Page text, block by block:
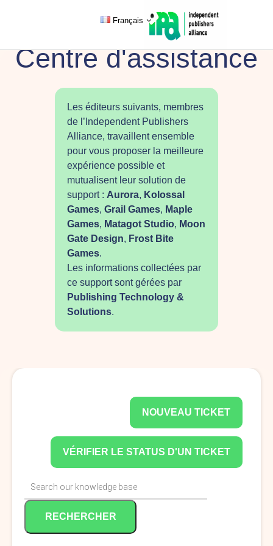
Français
Centre d'assistance
Les éditeurs suivants, membres
de l’Independent Publishers
Alliance, travaillent ensemble
pour vous proposer la meilleure
expérience possible et
mutualisent leur solution de
support : Aurora, Kolossal
Games, Grail Games, Maple
Games, Matagot Studio, Moon
Gate Design, Frost Bite
Games.
Les informations collectées par
ce support sont gérées par
Publishing Technology &
Solutions.
NOUVEAU TICKET
VÉRIFIER LE STATUS D'UN TICKET
RECHERCHER